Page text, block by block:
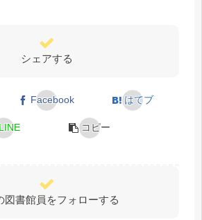
シェアする
Facebook はてブ
LINE コピー
図書館員をフォローする